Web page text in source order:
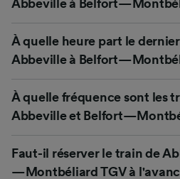
Abbeville à
À quelle heure part le
Abbeville à
À quelle fréquence sont les
Abbeville et
Faut-il réserver le train de
—Montbéliard TGV à